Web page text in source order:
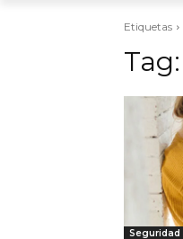
Etiquetas
Tag:
Seguridad